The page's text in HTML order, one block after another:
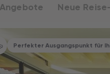
Neue
Perfekter Ausgangspunkt für